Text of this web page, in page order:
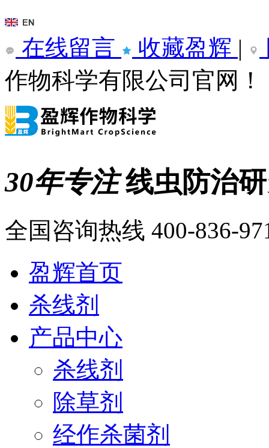
在线留言 收藏盈辉 |
作物科学有限公司官网！
30年专注线虫防治
全国咨询热线 400-836-
盈辉首页
杀线剂
产品中心
杀线剂
除草剂
经作杀菌剂